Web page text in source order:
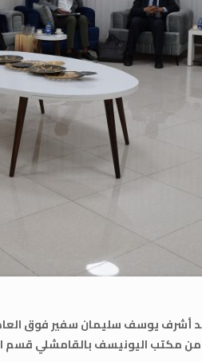
برئاسة السيد أشرف يوسف
مكتب اليونيسف بالقامشلي قسم